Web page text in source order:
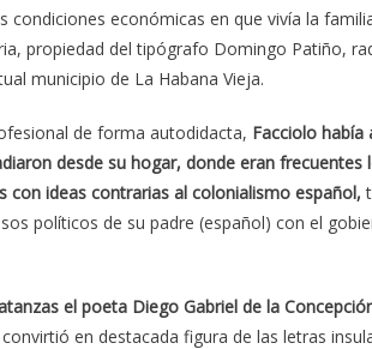
condiciones económicas en que vivía la
propiedad del tipógrafo Domingo Patiño,
municipio de La Habana Vieja.
de forma autodidacta, Facciolo había
desde su hogar, donde eran
con ideas contrarias al colonialismo español,
políticos de su padre (español) con el
el poeta Diego Gabriel de la
en destacada figura de las letras